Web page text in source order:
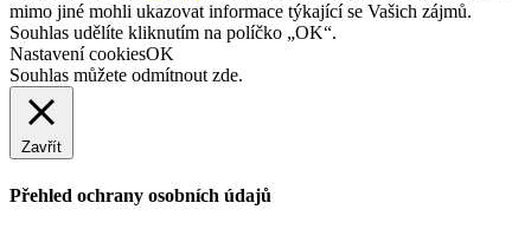
mimo jiné mohli ukazovat informace týkající se Vašich zájmů.
Souhlas udělíte kliknutím na políčko „OK“.
Nastavení cookiesOK
Souhlas můžete odmítnout zde.
Zavřít
Přehled ochrany osobních údajů